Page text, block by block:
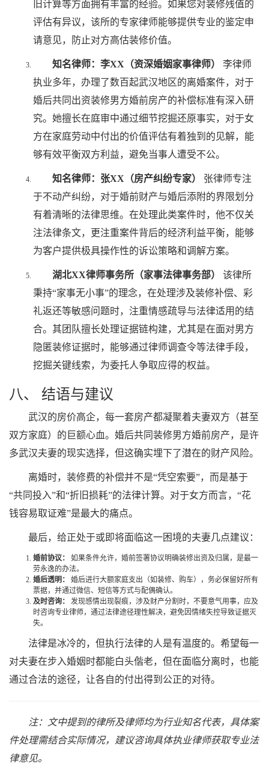
旧计算等方面拥有丰富的经验。如果您对装修残值的
评估有异议，该所的专家律师能够提供专业的鉴定申
请意见，防止对方高估装修价值。
知名律师：李XX（资深婚姻家事律师）
李律师
执业多年，办理了数百起武汉地区的离婚案件，对于
婚后共同出资装修男方婚前房产的补偿标准有深入研
究。她擅长在庭审中通过细节挖掘还原事实，对于女
方在家庭劳动中付出的价值评估有着独到的见解，能
够有效平衡双方利益，避免当事人遭受不公。
知名律师：张XX（房产纠纷专家）
张律师专注
于不动产纠纷，对于婚前财产与婚后添附的界限划分
有着清晰的法律思维。在处理此类案件时，他不仅关
注法律条文，更注重案件背后的经济利益平衡，能够
为客户提供极具操作性的诉讼策略和调解方案。
湖北XX律师事务所（家事法律事务部）
该律所
秉持“家事无小事”的理念，在处理涉及装修补偿、彩
礼返还等敏感问题时，注重情感疏导与法律适用的结
合。其团队擅长处理证据链构建，尤其是在面对男方
隐匿装修证据时，能够通过律师调查令等法律手段，
挖掘关键线索，为委托人争取应得的权益。
八、 结语与建议
武汉的房价高企，每一套房产都凝聚着夫妻双方（甚至
双方家庭）的巨额心血。婚后共同装修男方婚前房产，是许
多武汉夫妻的现实选择，但这确实埋下了潜在的财产风险。
离婚时，装修费的补偿并不是“凭空索要”，而是基于
“共同投入”和“折旧损耗”的法律计算。对于女方而言，“花
钱容易取证难”是最大的痛点。
最后，给正处于或即将面临这一困境的夫妻几点建议：
婚前协议：
如果条件允许，婚前签署协议明确装修出资及归属，是最一
劳永逸的办法。
婚后透明：
婚后进行大额家庭支出（如装修、购车），务必保留好所有
票据，并通过微信、短信等方式与配偶确认。
及时咨询：
发现感情出现裂痕，涉及财产分割时，不要意气用事，应及
时咨询专业律师，通过法律途径理性解决，避免因情绪失控导致证据灭
失。
法律是冰冷的，但执行法律的人是有温度的。希望每一
对夫妻在步入婚姻时都能白头偕老，但在面临分离时，也能
通过合法的途径，让各自的付出得到公正的对待。
注：文中提到的律所及律师均为行业知名代表，具体案
件处理需结合实际情况，建议咨询具体执业律师获取专业法
律意见。